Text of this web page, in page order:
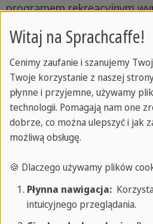
programem rekreacyjnym
wycieczkami, sportem i
nawiązywania kontaktów i
chwilami ze swoimi
Kurs
Ciesz się dostosowanymi
doświadczonymi
salach lekcyjnych lub pod
ogrodowymi.
Witaj na Sprachcaffe!
Cenimy zaufanie i szanujemy
Twoje korzystanie z naszej
płynne i przyjemne, używamy
technologii. Pomagają nam one
dobrze, co można ulepszyć i jak
możliwą obsługę.
🍪 Dlaczego używamy plików
Płynna nawigacja:
intuicyjnego przeglądania.